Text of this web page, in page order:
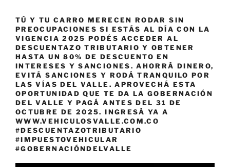
TÚ Y TU CARRO MERECEN RODAR SIN
PREOCUPACIONES SI ESTÁS AL DÍA CON LA
VIGENCIA 2025 PODÉS ACCEDER AL
DESCUENTAZO TRIBUTARIO Y OBTENER
HASTA UN 80% DE DESCUENTO EN
INTERESES Y SANCIONES. AHORRÁ DINERO,
EVITÁ SANCIONES Y RODÁ TRANQUILO POR
LAS VÍAS DEL VALLE. APROVECHÁ ESTA
OPORTUNIDAD QUE TE DA LA GOBERNACIÓN
DEL VALLE Y PAGÁ ANTES DEL 31 DE
OCTUBRE DE 2025. INGRESÁ YA A
WWW.VEHICULOSVALLE.COM.CO
#DESCUENTAZOTRIBUTARIO
#IMPUESTOVEHICULAR
#GOBERNACIÓNDELVALLE